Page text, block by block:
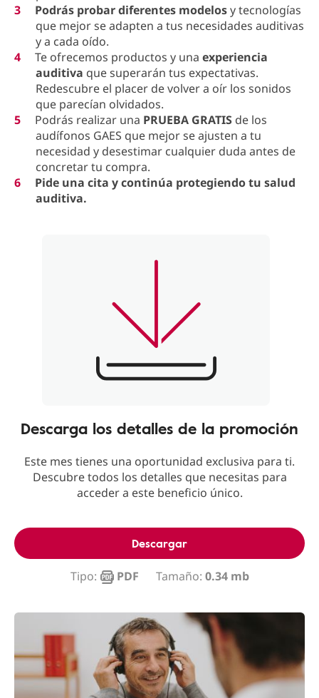
Podrás probar diferentes modelosy tecnologías
que mejor se adapten a tus necesidades auditivas
y a cada oído.
Te ofrecemos productos y una experiencia
auditiva que superarán tus expectativas.
Redescubre el placer de volver a oír los sonidos
que parecían olvidados.
Podrás realizar una PRUEBA GRATIS de los
audífonos GAES que mejor se ajusten a tu
necesidad y desestimar cualquier duda antes de
concretar tu compra.
Pide una cita y continúa protegiendo tu salud
auditiva.
Descarga los detalles de la promoción
Este mes tienes una oportunidad exclusiva para ti.
Descubre todos los detalles que necesitas para
acceder a este beneficio único.
Descargar
Tipo: PDF Tamaño: 0.34 mb